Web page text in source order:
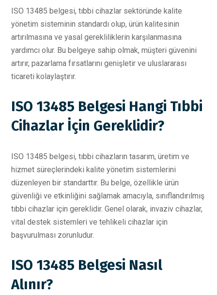
ISO 13485 belgesi, tıbbi cihazlar sektöründe kalite
yönetim sisteminin standardı olup, ürün kalitesinin
artırılmasına ve yasal gerekliliklerin karşılanmasına
yardımcı olur. Bu belgeye sahip olmak, müşteri güvenini
artırır, pazarlama fırsatlarını genişletir ve uluslararası
ticareti kolaylaştırır.
ISO 13485 Belgesi Hangi Tıbbi
Cihazlar İçin Gereklidir?
ISO 13485 belgesi, tıbbi cihazların tasarım, üretim ve
hizmet süreçlerindeki kalite yönetim sistemlerini
düzenleyen bir standarttır. Bu belge, özellikle ürün
güvenliği ve etkinliğini sağlamak amacıyla, sınıflandırılmış
tıbbi cihazlar için gereklidir. Genel olarak, invaziv cihazlar,
vital destek sistemleri ve tehlikeli cihazlar için
başvurulması zorunludur.
ISO 13485 Belgesi Nasıl
Alınır?